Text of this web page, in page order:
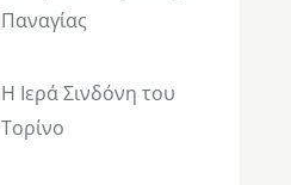
Παναγίας
Η Ιερά Σινδόνη του
Τορίνο